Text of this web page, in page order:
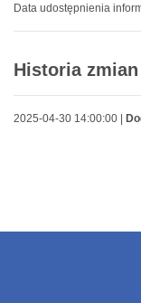
Data udostępnienia
Historia
2025-04-30 14:00:00 |